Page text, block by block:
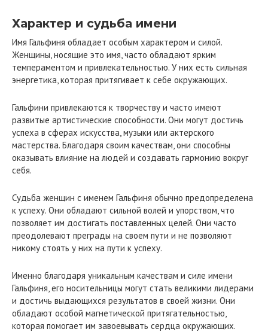
Характер и судьба имени
Имя Гальфиня обладает особым характером и силой.
Женщины, носящие это имя, часто обладают ярким
темпераментом и привлекательностью. У них есть сильная
энергетика, которая притягивает к себе окружающих.
Гальфини привлекаются к творчеству и часто имеют
развитые артистические способности. Они могут достичь
успеха в сферах искусства, музыки или актерского
мастерства. Благодаря своим качествам, они способны
оказывать влияние на людей и создавать гармонию вокруг
себя.
Судьба женщин с именем Гальфиня обычно предопределена
к успеху. Они обладают сильной волей и упорством, что
позволяет им достигать поставленных целей. Они часто
преодолевают преграды на своем пути и не позволяют
никому стоять у них на пути к успеху.
Именно благодаря уникальным качествам и силе имени
Гальфиня, его носительницы могут стать великими лидерами
и достичь выдающихся результатов в своей жизни. Они
обладают особой магнетической притягательностью,
которая помогает им завоевывать сердца окружающих.